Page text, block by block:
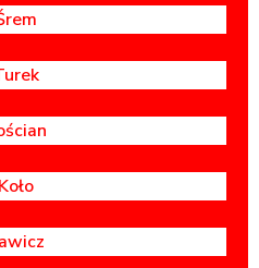
Koło